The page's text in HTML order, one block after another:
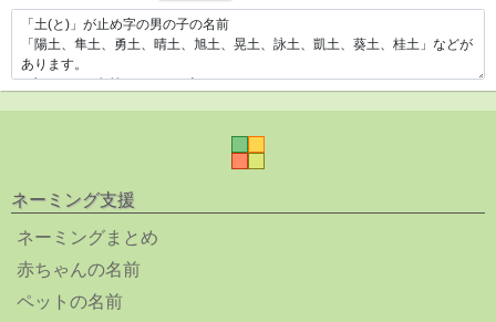
ネーミング支援
ネーミングまとめ
赤ちゃんの名前
ペットの名前